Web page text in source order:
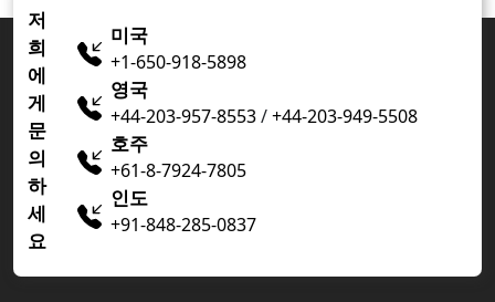
저
희
에
게
문
의
하
세
요
미국
+1-650-918-5898
영국
+44-203-957-8553/+44-203-949-5508
호주
+61-8-7924-7805
인도
+91-848-285-0837